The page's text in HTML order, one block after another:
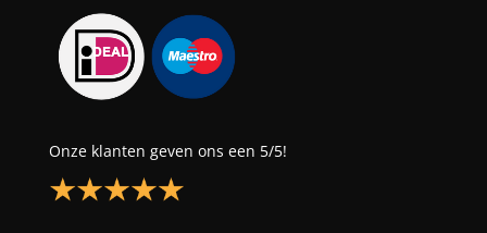
Onze klanten geven ons een 5/5!